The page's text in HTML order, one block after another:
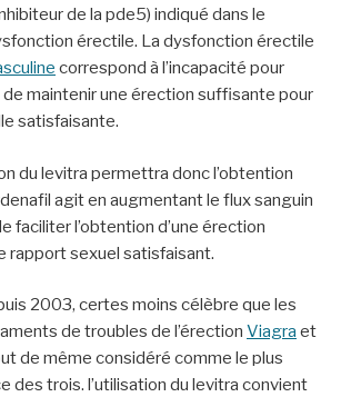
de la pde5) indiqué dans le
érectile. La dysfonction érectile
correspond à l’incapacité pour
de maintenir une érection suffisante pour
satisfaisante.
du levitra permettra donc l’obtention
agit en augmentant le flux sanguin
faciliter l’obtention d’une érection
rapport sexuel satisfaisant.
2003, certes moins célèbre que les
de troubles de l’érection Viagra et
de même considéré comme le plus
des trois. l’utilisation du levitra convient